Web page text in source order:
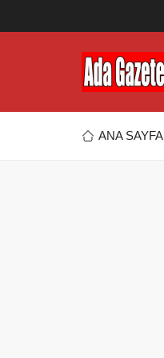
ANA SAYFA